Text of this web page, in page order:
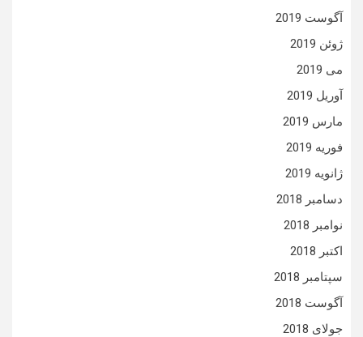
آگوست 2019
ژوئن 2019
می 2019
آوریل 2019
مارس 2019
فوریه 2019
ژانویه 2019
دسامبر 2018
نوامبر 2018
اکتبر 2018
سپتامبر 2018
آگوست 2018
جولای 2018